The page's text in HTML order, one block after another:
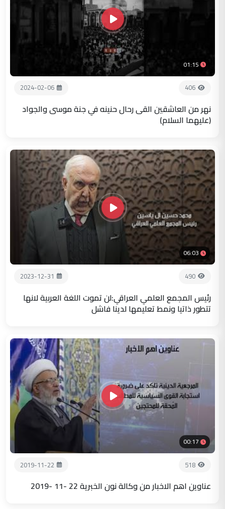
01:15
406
2024-02-06
نهر من العاشقين القى رحال حنينه في جنة موسى والجواد
(عليهما السلام)
06:03
490
2023-12-31
رئيس المجمع العلمي العراقي:لن تموت اللغة العربية لانها
تتطور ذاتيا ونمط تعليمها لدينا فاشل
00:17
518
2019-11-22
عناوين اهم الاخبار من وكالة نون الخبرية 22 -11 -2019